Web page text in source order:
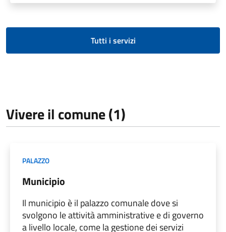
Tutti i servizi
Vivere il comune (1)
PALAZZO
Municipio
Il municipio è il palazzo comunale dove si
svolgono le attività amministrative e di governo
a livello locale, come la gestione dei servizi